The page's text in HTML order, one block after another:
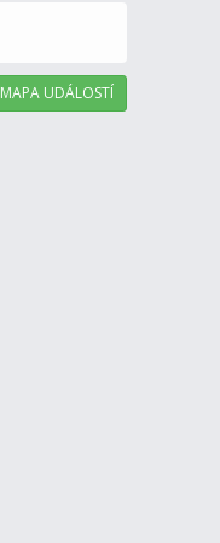
MAPA UDÁLOSTÍ